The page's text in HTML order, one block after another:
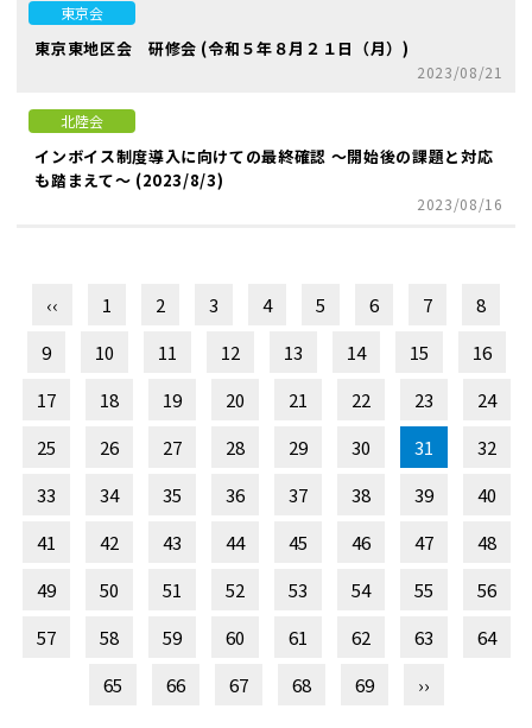
東京会
東京東地区会 研修会 (令和５年８月２１日（月）)
2023/08/21
北陸会
インボイス制度導入に向けての最終確認 ～開始後の課題と対応
も踏まえて～ (2023/8/3)
2023/08/16
‹‹ 1 2 3 4 5 6 7
8
9
10 11 12 13 14 15
16
17
18 19 20 21 22 23
24
25
26 27 28 29 30 31
32
33
34 35 36 37 38 39
40
41
42 43 44 45 46 47
48
49
50 51 52 53 54 55
56
57
58 59 60 61 62 63
64
65
66 67 68 69 ››